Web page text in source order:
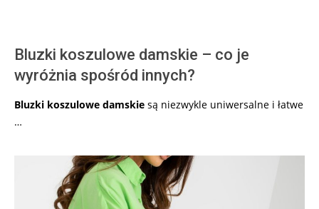
Bluzki koszulowe damskie – co je
wyróżnia spośród innych?
Bluzki koszulowe damskie są niezwykle uniwersalne i łatwe
…